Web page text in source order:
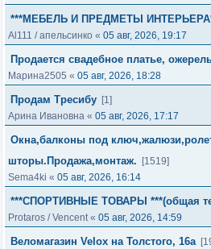
***МЕБЕЛЬ И ПРЕДМЕТЫ
Al111 /апельсинко « 05 авг, 2026, 19:17
Продается свадебное платье,
Марина2505 « 05 авг, 2026, 18:28
Продам Тресибу [1]
Арина Ивановна « 05 авг, 2026, 17:17
Окна,балконы под
шторы.Продажа,монтаж.
[1519]
Sema4ki « 05 авг, 2026, 16:14
***СПОРТИВНЫЕ ТОВАРЫ ***(общая
Protaros /Vencent« 05 авг, 2026, 14:59
Веломагазин Velox на Толстого, 16а